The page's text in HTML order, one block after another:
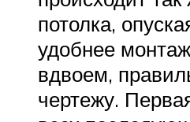
потолка,
удобнее
вдвоем,
чертежу.